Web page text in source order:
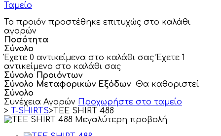
Ταμείο
Το προιόν προστέθηκε επιτυχώς στο καλάθι
αγορών
Ποσότητα
Σύνολο
Έχετε 0 αντικείμενα στο καλάθι σαςΈχετε 1
αντικείμενο στο καλάθι σας
Σύνολο Προιόντων
Σύνολο Μεταφορικών Εξόδων Θα καθοριστεί
Σύνολο
Συνέχεια Αγορών Προχωρήστε στο ταμείο
> T-SHIRTS>TEE SHIRT 488
Μεγαλύτερη προβολή